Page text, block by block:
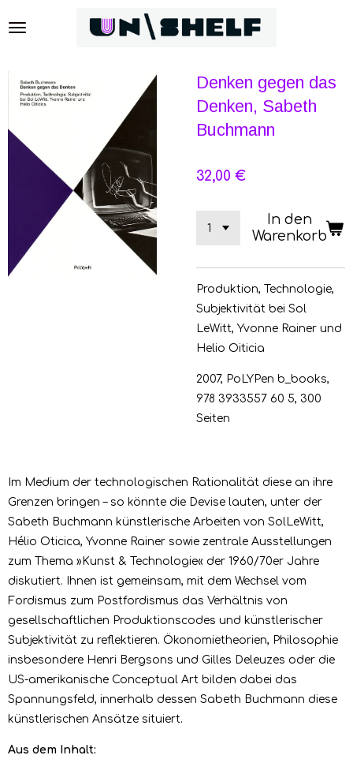
Hauptinhalt
Denken gegen das
Denken, Sabeth
Buchmann
32,00 €
In den
Warenkorb
Produktion, Technologie,
Subjektivität bei Sol
LeWitt, Yvonne Rainer und
Helio Oiticia
2007, PoLYPen b_books,
978 3933557 60 5, 300
Seiten
Im Medium der technologischen Rationalität diese an ihre
Grenzen bringen – so könnte die Devise lauten, unter der
Sabeth Buchmann künstlerische Arbeiten von SolLeWitt,
Hélio Oticica, Yvonne Rainer sowie zentrale Ausstellungen
zum Thema »Kunst & Technologie« der 1960/70er Jahre
diskutiert. Ihnen ist gemeinsam, mit dem Wechsel vom
Fordismus zum Postfordismus das Verhältnis von
gesellschaftlichen Produktionscodes und künstlerischer
Subjektivität zu reflektieren. Ökonomietheorien, Philosophie
insbesondere Henri Bergsons und Gilles Deleuzes oder die
US-amerikanische Conceptual Art bilden dabei das
Spannungsfeld, innerhalb dessen Sabeth Buchmann diese
künstlerischen Ansätze situiert.
Aus dem Inhalt: